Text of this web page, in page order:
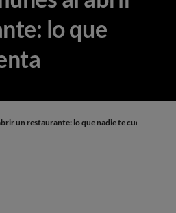
lo que
un restaurante: lo que nadie te cuenta